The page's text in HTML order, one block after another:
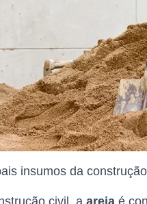
insumos da
civil, a areia é